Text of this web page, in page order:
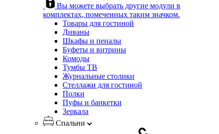
Вы можете выбрать другие модули в
комплектах, помеченных таким значком.
Товары для гостиной
Диваны
Шкафы и пеналы
Буфеты и витрины
Комоды
Тумбы ТВ
Журнальные столики
Стеллажи для гостиной
Полки
Пуфы и банкетки
Зеркала
Спальни